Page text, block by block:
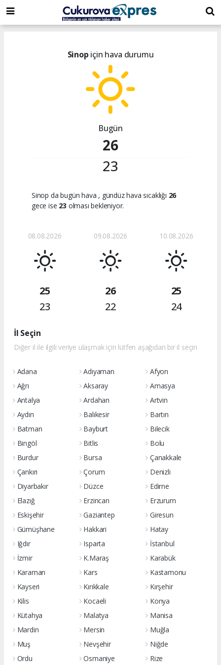
dini
chat
islami
chat
islami
sohbetler
Sinop için hava durumu
Bugün
26
23
Sinop da bugün hava , gündüz hava sıcaklığı 26
gece ise 23 olması bekleniyor.
08.08.2026
25
23
09.08.2026
26
22
10.08.2026
25
24
İl Seçin
Diğer il ile ilgili veriye ulaşmak için lütfen aşağıdan bir il seçin
Adana Adıyaman
Afyon
Ağrı
Aksaray
Amasya
Antalya
Ardahan
Artvin
Aydın
Balıkesir
Bartın
Batman
Bayburt
Bilecik
Bingöl
Bitlis
Bolu
Burdur
Bursa
Çanakkale
Çankırı
Çorum
Denizli
Diyarbakır
Düzce
Edirne
Elazığ
Erzincan
Erzurum
Eskişehir
Gaziantep
Giresun
Gümüşhane
Hakkari
Hatay
Iğdır
Isparta
İstanbul
İzmir
K.Maraş
Karabük
Karaman
Kars
Kastamonu
Kayseri
Kırıkkale
Kırşehir
Kilis
Kocaeli
Konya
Kütahya
Malatya
Manisa
Mardin
Mersin
Muğla
Muş
Nevşehir
Niğde
Ordu
Osmaniye Rize